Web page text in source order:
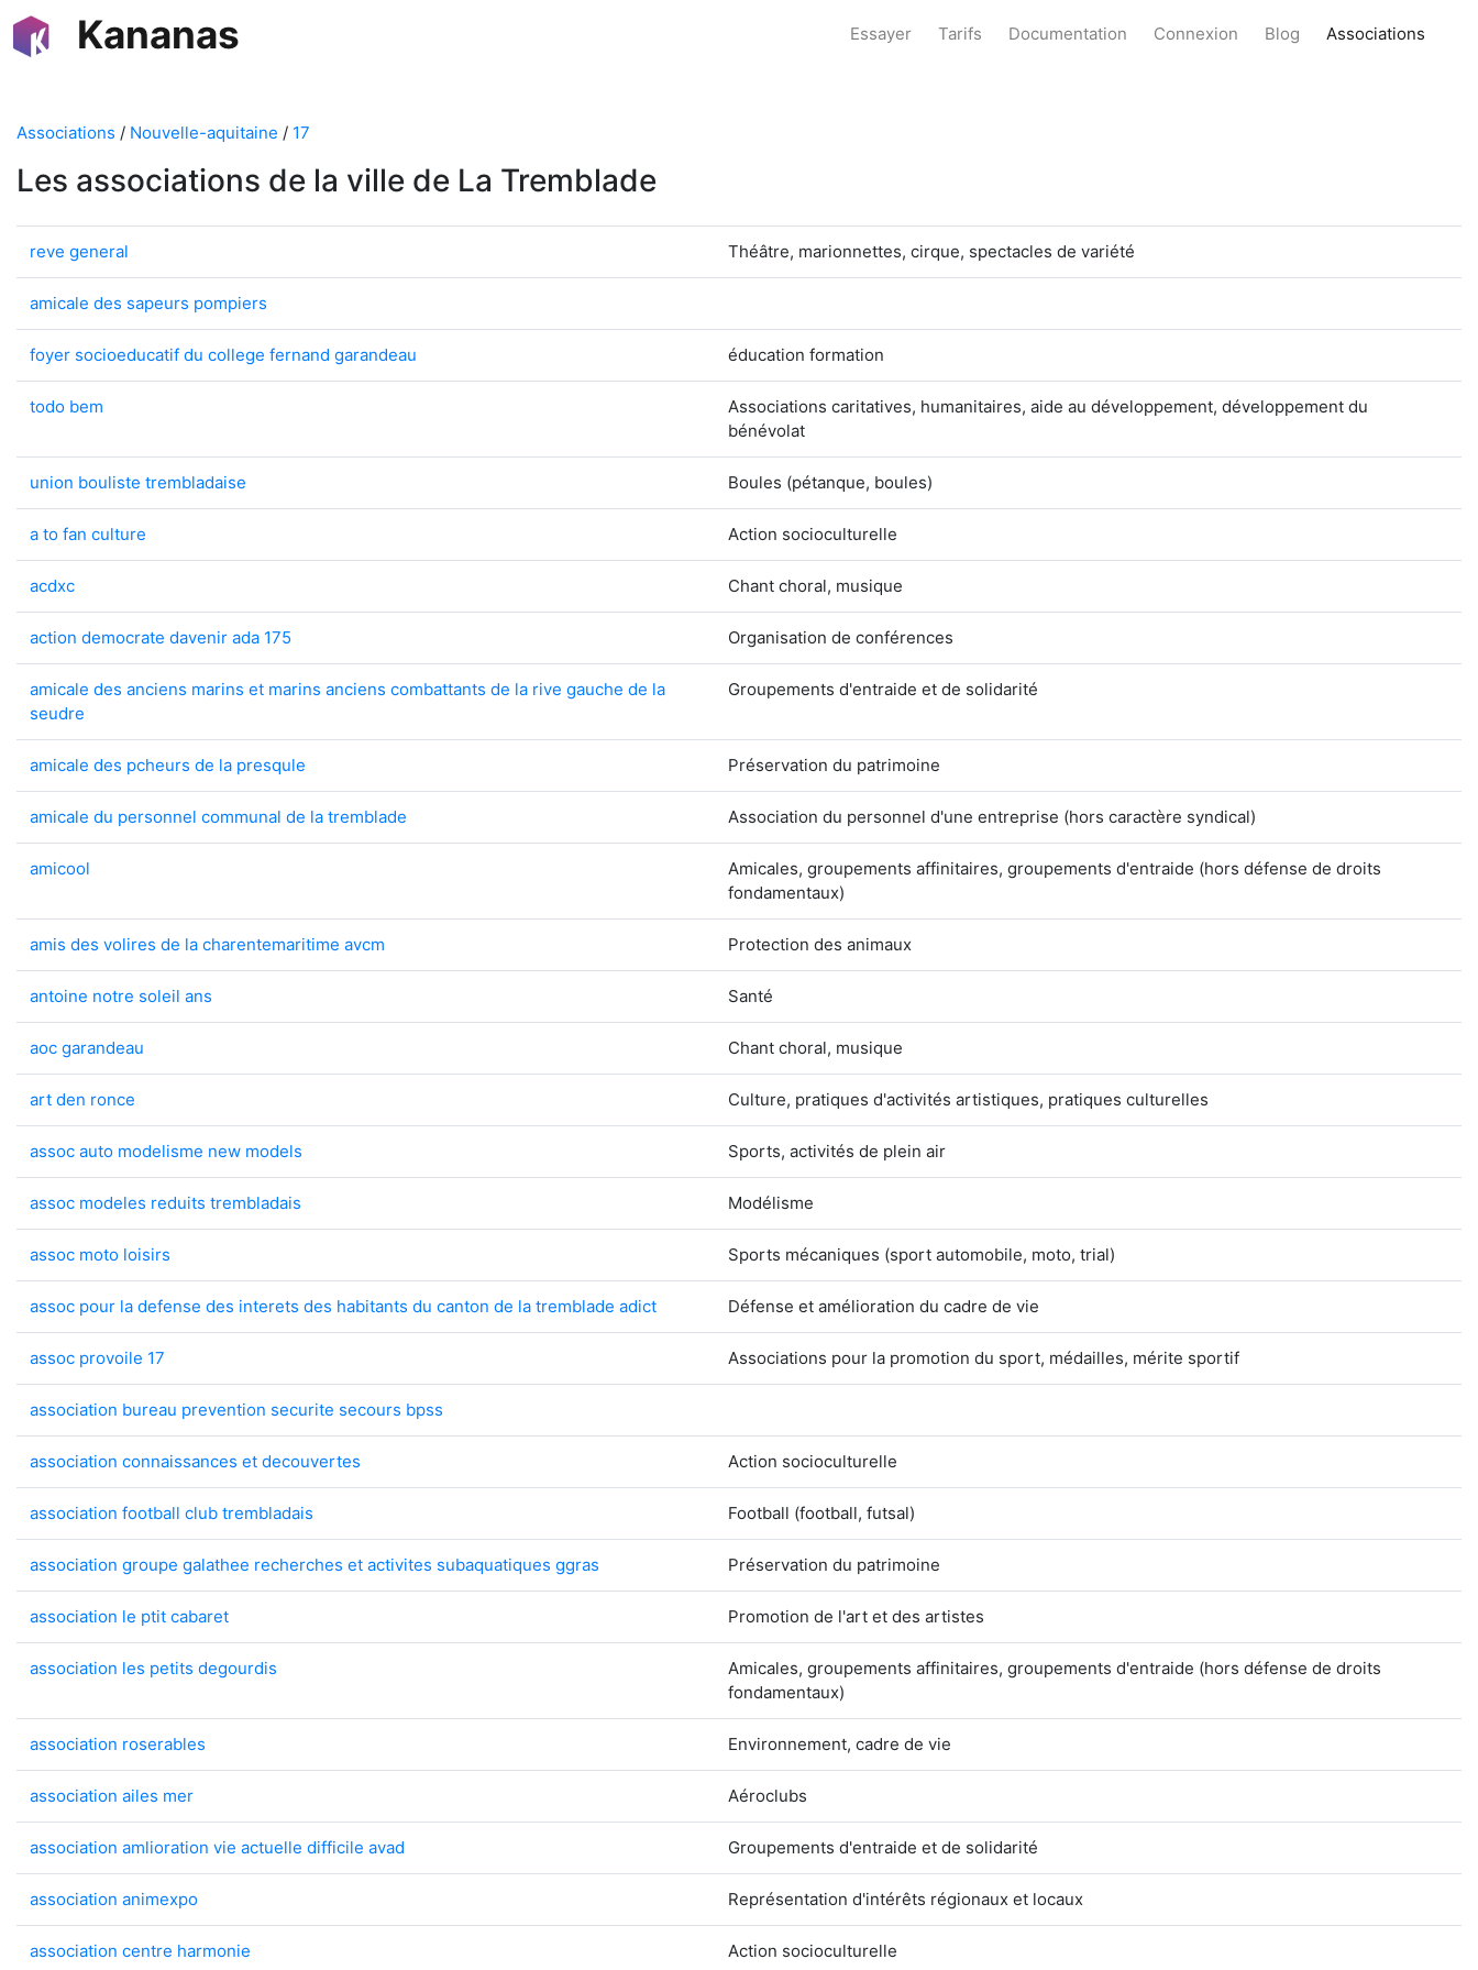
Kananas Essayer Tarifs Documentation Connexion Blog Associations
Associations / Nouvelle-aquitaine / 17
Les associations de la ville de La Tremblade
reve general Théâtre, marionnettes, cirque, spectacles de variété
amicale des sapeurs pompiers
foyer socioeducatif du college fernand garandeau éducation formation
todo bem
Associations caritatives, humanitaires, aide au développement, développement du
bénévolat
union bouliste trembladaise Boules (pétanque, boules)
a to fan culture Action socioculturelle
acdxc Chant choral, musique
action democrate davenir ada 175 Organisation de conférences
amicale des anciens marins et marins anciens combattants de la rive gauche de la
seudre
Groupements d'entraide et de solidarité
amicale des pcheurs de la presqule Préservation du patrimoine
amicale du personnel communal de la tremblade Association du personnel d'une entreprise (hors caractère syndical)
amicool
Amicales, groupements affinitaires, groupements d'entraide (hors défense de droits
fondamentaux)
amis des volires de la charentemaritime avcm Protection des animaux
antoine notre soleil ans Santé
aoc garandeau Chant choral, musique
art den ronce Culture, pratiques d'activités artistiques, pratiques culturelles
assoc auto modelisme new models Sports, activités de plein air
assoc modeles reduits trembladais Modélisme
assoc moto loisirs Sports mécaniques (sport automobile, moto, trial)
assoc pour la defense des interets des habitants du canton de la tremblade adict Défense et amélioration du cadre de vie
assoc provoile 17 Associations pour la promotion du sport, médailles, mérite sportif
association bureau prevention securite secours bpss
association connaissances et decouvertes Action socioculturelle
association football club trembladais Football (football, futsal)
association groupe galathee recherches et activites subaquatiques ggras Préservation du patrimoine
association le ptit cabaret Promotion de l'art et des artistes
association les petits degourdis
Amicales, groupements affinitaires, groupements d'entraide (hors défense de droits
fondamentaux)
association roserables Environnement, cadre de vie
association ailes mer Aéroclubs
association amlioration vie actuelle difficile avad Groupements d'entraide et de solidarité
association animexpo Représentation d'intérêts régionaux et locaux
association centre harmonie Action socioculturelle